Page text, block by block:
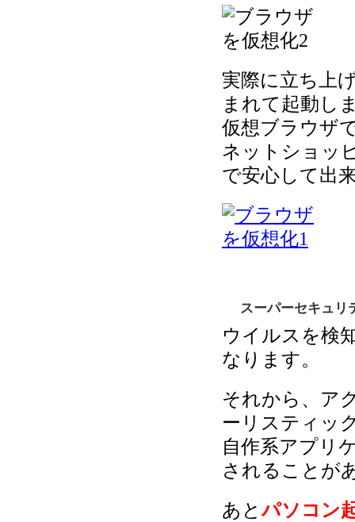
実際に立ち上
まれて起動し
仮想ブラウザ
ネットショッ
で安心して出
スーパーセキュリ
ウイルスを検
なります。
それから、ア
ーリスティッ
自作系アプリ
されることが
あとパソコン